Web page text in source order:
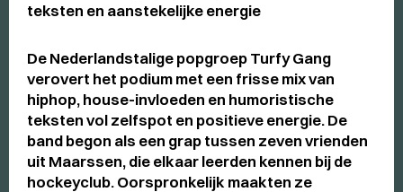
teksten en aanstekelijke energie
De Nederlandstalige popgroep Turfy Gang
verovert het podium met een frisse mix van
hiphop, house-invloeden en humoristische
teksten vol zelfspot en positieve energie. De
band begon als een grap tussen zeven vrienden
uit Maarssen, die elkaar leerden kennen bij de
hockeyclub. Oorspronkelijk maakten ze